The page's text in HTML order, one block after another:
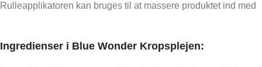
Rulleapplikatoren kan bruges til at massere produktet ind med
Ingredienser i Blue Wonder Kropsplejen: